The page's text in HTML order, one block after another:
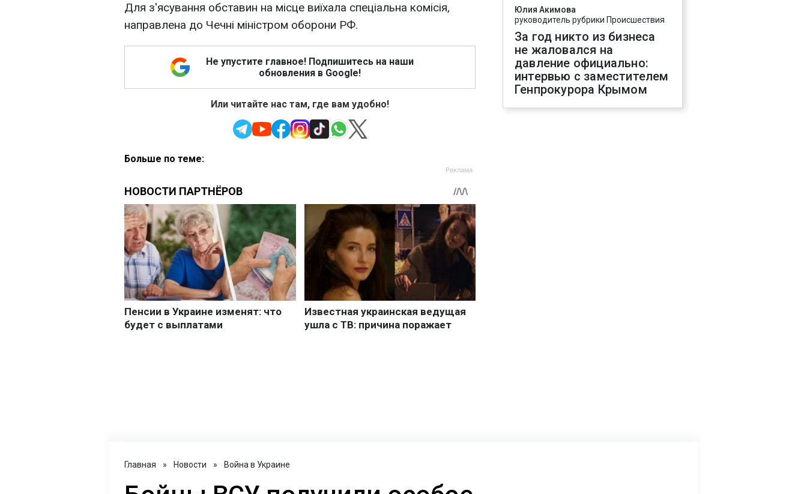
Для з'ясування обставин на місце виїхала спеціальна комісія,
направлена до Чечні міністром оборони РФ.
Не упустите главное! Подпишитесь на наши
обновления в Google!
Или читайте нас там, где вам удобно!
Больше по теме:
Юлия Акимова
руководитель рубрики Происшествия
За год никто из бизнеса
не жаловался на
давление официально:
интервью с заместителем
Генпрокурора Крымом
Главная » Новости » Война в Украине